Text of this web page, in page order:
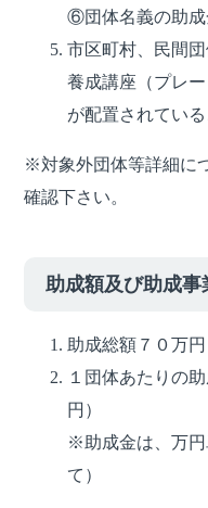
⑥団体名義の助成
市区町村、民間
養成講座（プレ
が配置されている
※対象外団体等詳細に
確認下さい。
助成額及び助成事
助成総額７０万円
１団体あたりの
円）
※助成金は、万円
て）